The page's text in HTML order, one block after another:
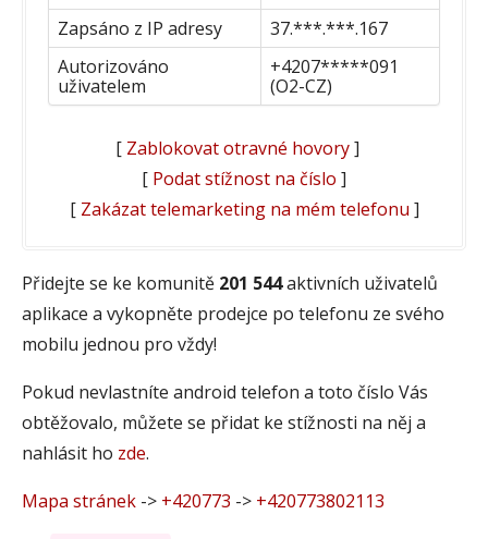
Zapsáno z IP adresy
37.***.***.167
Autorizováno
uživatelem
+4207*****091
(O2-CZ)
[ Zablokovat otravné hovory]
[ Podat stížnost na číslo ]
[ Zakázat telemarketing na mém telefonu ]
Přidejte se ke komunitě 201 544aktivních uživatelů
aplikace a vykopněte prodejce po telefonu ze svého
mobilu jednou pro vždy!
Pokud nevlastníte android telefon a toto číslo Vás
obtěžovalo, můžete se přidat ke stížnosti na něj a
nahlásit ho zde.
Mapa stránek -> +420773 -> +420773802113